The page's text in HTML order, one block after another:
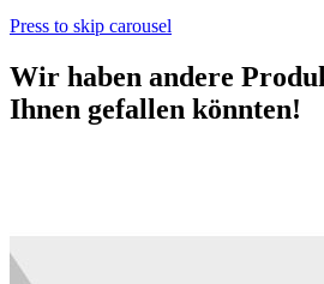
Press to skip carousel
Wir haben andere
Ihnen gefallen könnten!